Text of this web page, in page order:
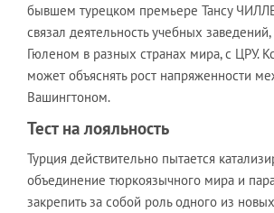
бывшем турецком премьере Тансу
связал деятельность учебных
Гюленом в разных странах мира, с ЦРУ.
может объяснять рост напряженности
Вашингтоном.
Тест на лояльность
Турция действительно пытается
объединение тюркоязычного мира и
закрепить за собой роль одного из